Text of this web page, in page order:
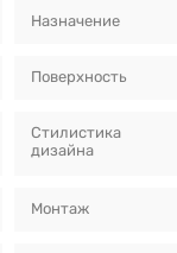
Назначение
Поверхность
Стилистика
дизайна
Монтаж